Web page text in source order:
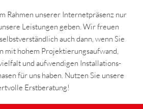
Rahmen unserer Internetpräsenz nur
Leistungen geben. Wir freuen
auch dann, wenn Sie
mit hohem Projektierungsaufwand,
und aufwendigen Installations-
für uns haben. Nutzen Sie unsere
Erstberatung!